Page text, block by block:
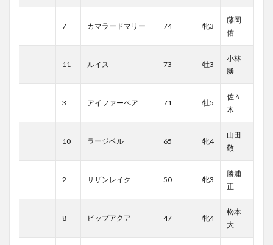
7 カマラードマリー 74 牝3
藤岡
佑
11 ルイス 73 牡3
小林
勝
3 アイファーベア 71 牡5
佐々
木
10 ラージベル 65 牝4
山田
敬
2 サザンレイク 50 牝3
勝浦
正
8 ビップアクア 47 牝4
松本
大